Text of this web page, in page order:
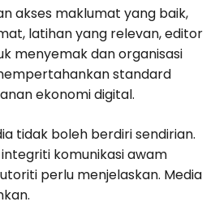
akses maklumat yang baik,
latihan yang relevan, editor
menyemak dan organisasi
standard
ekonomi digital.
tidak boleh berdiri sendirian.
komunikasi awam
perlu menjelaskan. Media